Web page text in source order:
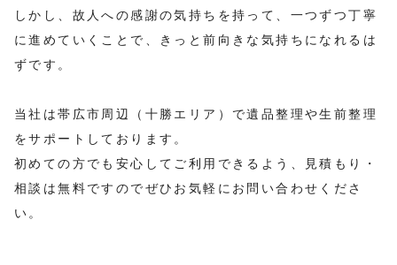
しかし、故人への感謝の気持ちを持って、一つずつ丁寧
に進めていくことで、きっと前向きな気持ちになれるは
ずです。
当社は帯広市周辺（十勝エリア）で遺品整理や生前整理
をサポートしております。
初めての方でも安心してご利用できるよう、見積もり・
相談は無料ですのでぜひお気軽にお問い合わせくださ
い。